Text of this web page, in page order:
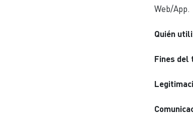
Web/App.
Quién
Fines del